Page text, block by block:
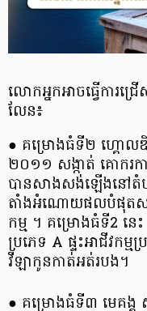
លោកអ្នកអាចធ្វើការជ្
លែន៖
● គម្រោងធំទី២ ហ្គោលឌិ
២០១១ សង្កាត់ គោករកា
បានសាងសង់ឡើងនៅតំ
តាំងអំណោយផលបំផុតសម្រ
កម្ម ។ គម្រោងធំទី2 នេះ
ប្រភេទ A ផ្ទះអាជីវកម្
វីឡាកូនកាត់អត់របង។
● គម្រោងធំទី៣ មេគង្គ